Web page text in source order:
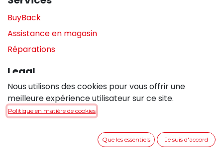
BuyBack
Assistance en magasin
Réparations
Legal
Politique de confidentialité
Politique de cookies
Conditions générales de vente
Nous utilisons des cookies pour vous offrir une
meilleure expérience utilisateur sur ce site.
Politique en matière de cookies
Que les essentiels Je suis d'accord